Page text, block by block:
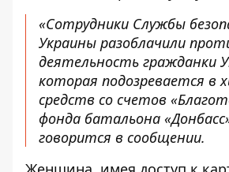
«Сотрудники Службы
Украины разоблачили
деятельность гражданки
которая подозревается в
средств со счетов
фонда батальона
говорится в сообщении.